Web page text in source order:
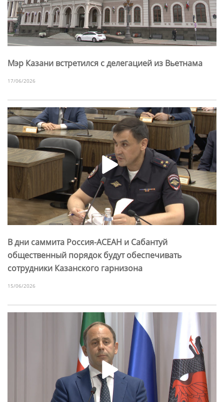
Мэр Казани встретился с делегацией из Вьетнама
17/06/2026
В дни саммита Россия-АСЕАН и Сабантуй
общественный порядок будут обеспечивать
сотрудники Казанского гарнизона
15/06/2026